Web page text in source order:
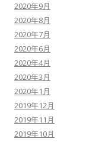
2020年9月
2020年8月
2020年7月
2020年6月
2020年4月
2020年3月
2020年1月
2019年12月
2019年11月
2019年10月